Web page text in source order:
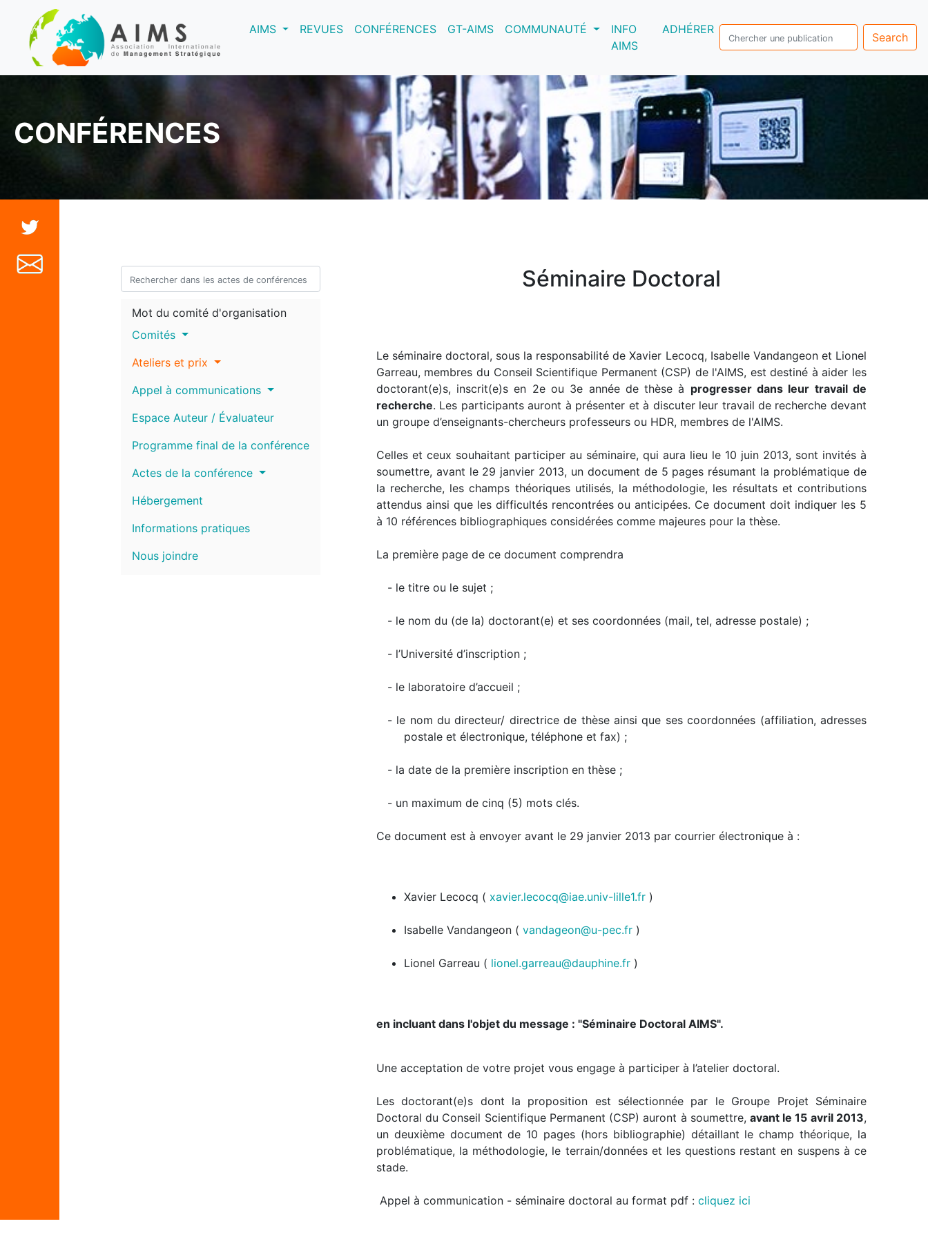
AIMS(current)REVUES CONFÉRENCES GT-AIMS COMMUNAUTÉ
INFO
AIMS
ADHÉRER
Search
CONFÉRENCES
Mot du comité d'organisation
Comités
Ateliers et prix
Appel à communications
Espace Auteur / Évaluateur
Programme final de la conférence
Actes de la conférence
Hébergement
Informations pratiques
Nous joindre
Séminaire Doctoral
Le séminaire doctoral, sous la responsabilité de Xavier Lecocq, Isabelle Vandangeon et Lionel
Garreau, membres du Conseil Scientifique Permanent (CSP) de l'AIMS, est destiné à aider les
doctorant(e)s, inscrit(e)s en 2e ou 3e année de thèse à progresser dans leur travail de
recherche. Les participants auront à présenter et à discuter leur travail de recherche devant
un groupe d’enseignants-chercheurs professeurs ou HDR, membres de l'AIMS.
Celles et ceux souhaitant participer au séminaire, qui aura lieu le 10 juin 2013, sont invités à
soumettre, avant le 29 janvier 2013, un document de 5 pages résumant la problématique de
la recherche, les champs théoriques utilisés, la méthodologie, les résultats et contributions
attendus ainsi que les difficultés rencontrées ou anticipées. Ce document doit indiquer les 5
à 10 références bibliographiques considérées comme majeures pour la thèse.
La première page de ce document comprendra
- le titre ou le sujet ;
- le nom du (de la) doctorant(e) et ses coordonnées (mail, tel, adresse postale) ;
- l’Université d’inscription ;
- le laboratoire d’accueil ;
- le nom du directeur/ directrice de thèse ainsi que ses coordonnées (affiliation, adresses
postale et électronique, téléphone et fax) ;
- la date de la première inscription en thèse ;
- un maximum de cinq (5) mots clés.
Ce document est à envoyer avant le 29 janvier 2013 par courrier électronique à :
Xavier Lecocq ( xavier.lecocq@iae.univ-lille1.fr)
Isabelle Vandangeon ( vandageon@u-pec.fr)
Lionel Garreau ( lionel.garreau@dauphine.fr)
en incluant dans l'objet du message : "Séminaire Doctoral AIMS".
Une acceptation de votre projet vous engage à participer à l’atelier doctoral.
Les doctorant(e)s dont la proposition est sélectionnée par le Groupe Projet Séminaire
Doctoral du Conseil Scientifique Permanent (CSP) auront à soumettre, avant le 15 avril 2013,
un deuxième document de 10 pages (hors bibliographie) détaillant le champ théorique, la
problématique, la méthodologie, le terrain/données et les questions restant en suspens à ce
stade.
Appel à communication - séminaire doctoral au format pdf : cliquez ici